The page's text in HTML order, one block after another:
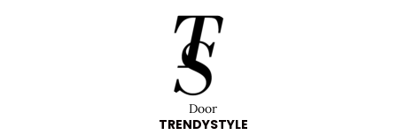
Door
TRENDYSTYLE